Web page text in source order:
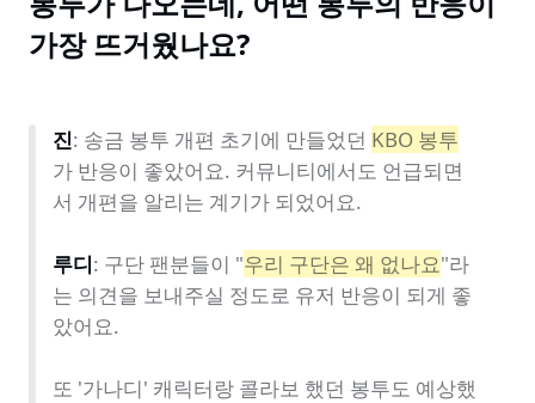
가장 뜨거웠나요?
진: 송금 봉투 개편 초기에 만들었던 KBO 봉투
가 반응이 좋았어요. 커뮤니티에서도 언급되면
서 개편을 알리는 계기가 되었어요.
루디: 구단 팬분들이 "우리 구단은 왜 없나요"라
는 의견을 보내주실 정도로 유저 반응이 되게 좋
았어요.
또 '가나디' 캐릭터랑 콜라보 했던 봉투도 예상했